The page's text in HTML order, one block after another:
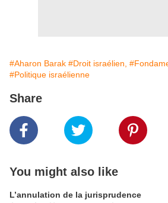
#Aharon Barak #Droit israélien,
#Politique israélienne
Share
You might also like
L’annulation de la jurisprudence